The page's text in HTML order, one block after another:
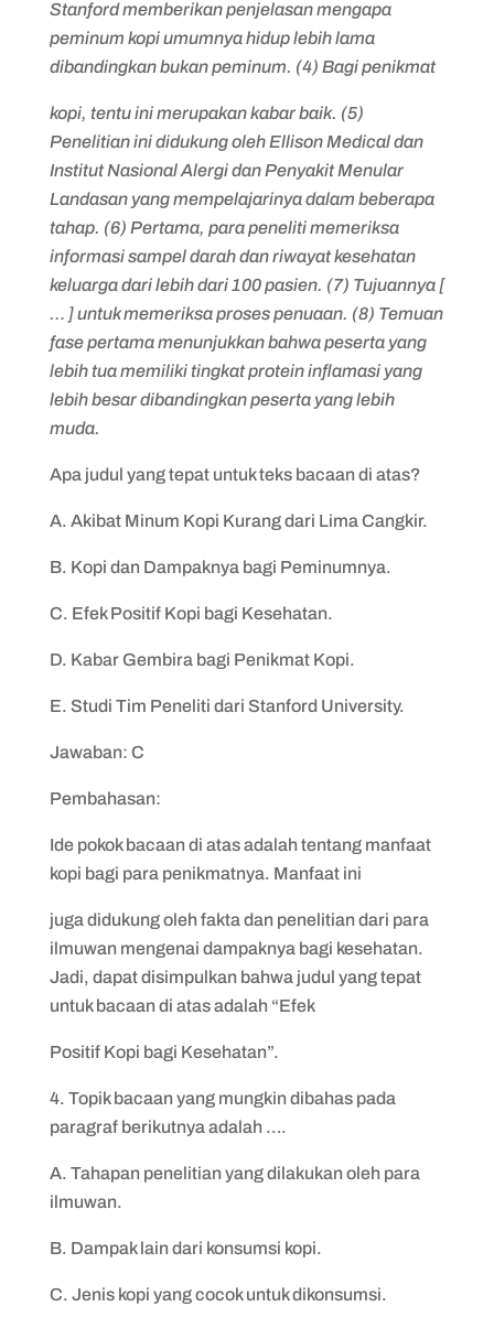
Stanford memberikan penjelasan mengapa
peminum kopi umumnya hidup lebih lama
dibandingkan bukan peminum. (4) Bagi penikmat
kopi, tentu ini merupakan kabar baik. (5)
Penelitian ini didukung oleh Ellison Medical dan
Institut Nasional Alergi dan Penyakit Menular
Landasan yang mempelajarinya dalam beberapa
tahap. (6) Pertama, para peneliti memeriksa
informasi sampel darah dan riwayat kesehatan
keluarga dari lebih dari 100 pasien. (7) Tujuannya [
… ] untuk memeriksa proses penuaan. (8) Temuan
fase pertama menunjukkan bahwa peserta yang
lebih tua memiliki tingkat protein inflamasi yang
lebih besar dibandingkan peserta yang lebih
muda.
Apa judul yang tepat untuk teks bacaan di atas?
A. Akibat Minum Kopi Kurang dari Lima Cangkir.
B. Kopi dan Dampaknya bagi Peminumnya.
C. Efek Positif Kopi bagi Kesehatan.
D. Kabar Gembira bagi Penikmat Kopi.
E. Studi Tim Peneliti dari Stanford University.
Jawaban: C
Pembahasan:
Ide pokok bacaan di atas adalah tentang manfaat
kopi bagi para penikmatnya. Manfaat ini
juga didukung oleh fakta dan penelitian dari para
ilmuwan mengenai dampaknya bagi kesehatan.
Jadi, dapat disimpulkan bahwa judul yang tepat
untuk bacaan di atas adalah “Efek
Positif Kopi bagi Kesehatan”.
4. Topik bacaan yang mungkin dibahas pada
paragraf berikutnya adalah ….
A. Tahapan penelitian yang dilakukan oleh para
ilmuwan.
B. Dampak lain dari konsumsi kopi.
C. Jenis kopi yang cocok untuk dikonsumsi.